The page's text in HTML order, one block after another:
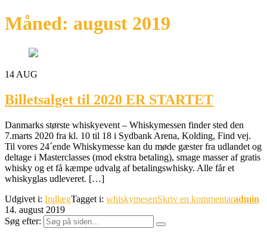
Måned: august 2019
14 AUG
Billetsalget til 2020 ER STARTET
Danmarks største whiskyevent – Whiskymessen finder sted den
7.marts 2020 fra kl. 10 til 18 i Sydbank Arena, Kolding, Find vej.
Til vores 24´ende Whiskymesse kan du møde gæster fra udlandet og
deltage i Masterclasses (mod ekstra betaling), smage masser af gratis
whisky og et få kæmpe udvalg af betalingswhisky. Alle får et
whiskyglas udleveret. […]
Udgivet i: IndlægTagget i: whiskymesenSkriv en kommentaradmin
14. august 2019
Søg efter: